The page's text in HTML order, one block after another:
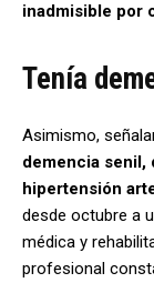
inadmisible por
Tenía
Asimismo,
demencia senil,
hipertensión
desde octubre a
médica y
profesional